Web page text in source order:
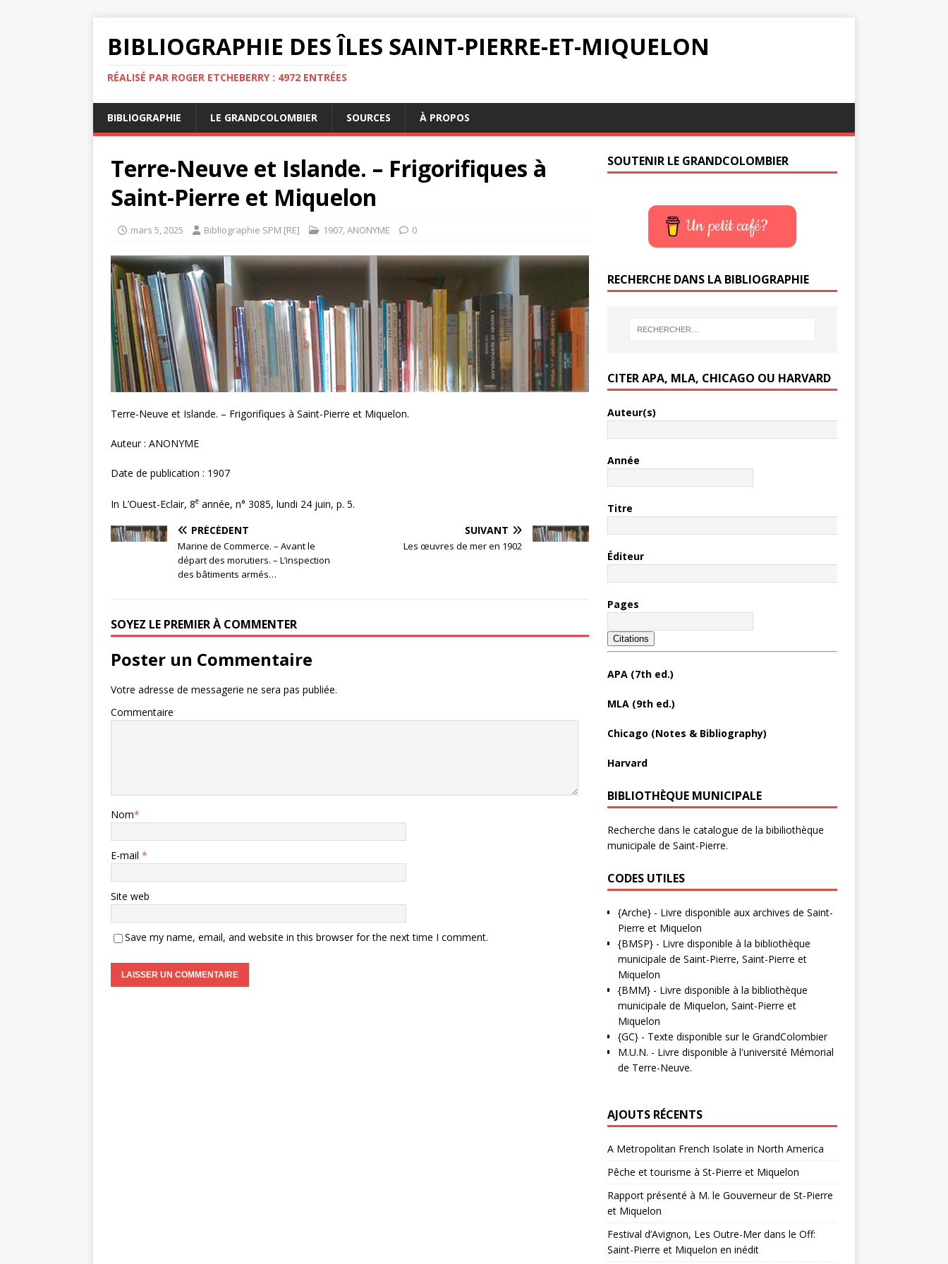
BIBLIOGRAPHIE DES ÎLES SAINT-PIERRE-ET-MIQUELON
RÉALISÉ PAR ROGER ETCHEBERRY : 4972 ENTRÉES
BIBLIOGRAPHIE LE GRANDCOLOMBIER SOURCES À PROPOS
Terre-Neuve et Islande. – Frigorifiques à
Saint-Pierre et Miquelon
mars 5, 2025 Bibliographie SPM [RE] 1907,ANONYME 0
Terre-Neuve et Islande. – Frigorifiques à Saint-Pierre et Miquelon.
Auteur : ANONYME
Date de publication : 1907
In L’Ouest-Eclair, 8e année, n° 3085, lundi 24 juin, p. 5.
PRÉCÉDENT
Marine de Commerce. – Avant le
départ des morutiers. – L’inspection
des bâtiments armés…
SUIVANT
Les œuvres de mer en 1902
SOYEZ LE PREMIER À COMMENTER
Poster un Commentaire
Votre adresse de messagerie ne sera pas publiée.
Commentaire
Nom*
E-mail *
Site web
Save my name, email, and website in this browser for the next time I comment.
SOUTENIR LE GRANDCOLOMBIER
Un petit café?
RECHERCHE DANS LA BIBLIOGRAPHIE
CITER APA, MLA, CHICAGO OU HARVARD
Auteur(s)
Année
Titre
Éditeur
Pages
Citations
APA (7th ed.)
MLA (9th ed.)
Chicago (Notes & Bibliography)
Harvard
BIBLIOTHÈQUE MUNICIPALE
Recherche dans le catalogue de la bibiliothèque
municipale de Saint-Pierre.
CODES UTILES
{Arche}- Livre disponible aux archives de Saint-
Pierre et Miquelon
{BMSP}- Livre disponible à la bibliothèque
municipale de Saint-Pierre, Saint-Pierre et
Miquelon
{BMM}- Livre disponible à la bibliothèque
municipale de Miquelon, Saint-Pierre et
Miquelon
{GC}- Texte disponible sur le GrandColombier
M.U.N. - Livre disponible à l'université Mémorial
de Terre-Neuve.
AJOUTS RÉCENTS
A Metropolitan French Isolate in North America
Pêche et tourisme à St-Pierre et Miquelon
Rapport présenté à M. le Gouverneur de St-Pierre
et Miquelon
Festival d’Avignon, Les Outre-Mer dans le Off:
Saint-Pierre et Miquelon en inédit